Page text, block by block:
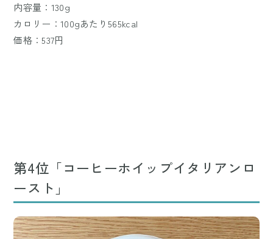
内容量：130g
カロリー：100gあたり565kcal
価格：537円
第4位「コーヒーホイップイタリアンロ
ースト」